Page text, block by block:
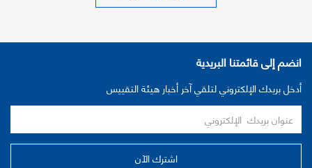
انضم إلى قائمتنا البريدية
أدخل بريدك الإلكتروني لتلقي آخر أخبار هيئة التقييس